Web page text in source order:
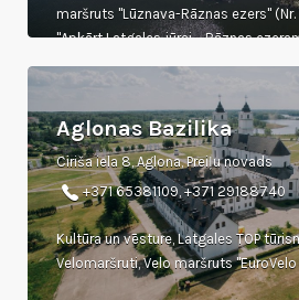
maršruts "Lūznava-Rāznas ezers"
"Apkārt Latgales jūrai – Rāznas
Aglonas Bazilika
Ciriša iela 8, Aglona, Preiļu novads
+371 65381109, +371 29188740
Kultūra un vēsture, Latgales TOP
Velomaršruti, Velo maršruts "EuroVelo